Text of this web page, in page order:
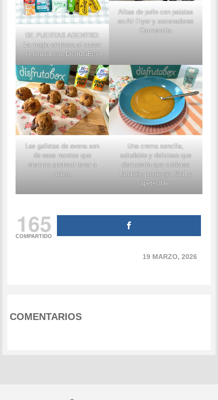
DE PUERTAS ADENTRO:
La magia empieza al cruzar
el umbral con DisfrutaBox
Alitas de pollo con patatas
en Air Fryer y sazonadores
Carmencita
Las galletas de avena son
de esas recetas que
siempre apetece tener a
mano.
Una crema sencilla,
saludable y deliciosa que
demuestra que cuidarse
también puede ser fácil y
apetecible.
165
COMPARTIDO
19 MARZO, 2026
COMENTARIOS